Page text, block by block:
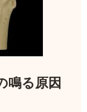
鳴る原因